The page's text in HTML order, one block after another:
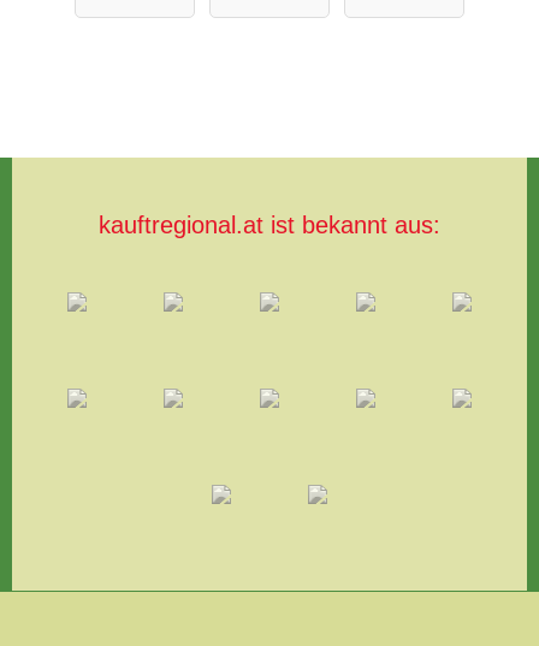
kauftregional.at ist bekannt aus: